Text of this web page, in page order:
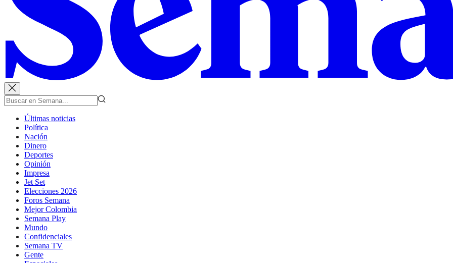
Últimas noticias
Política
Nación
Dinero
Deportes
Opinión
Impresa
Jet Set
Elecciones 2026
Foros Semana
Mejor Colombia
Semana Play
Mundo
Confidenciales
Semana TV
Gente